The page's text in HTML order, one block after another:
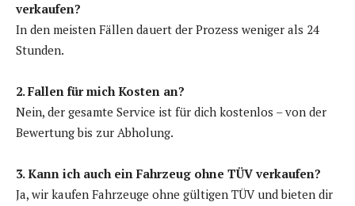
verkaufen?
In den meisten Fällen dauert der Prozess weniger als 24
Stunden.
2. Fallen für mich Kosten an?
Nein, der gesamte Service ist für dich kostenlos – von der
Bewertung bis zur Abholung.
3. Kann ich auch ein Fahrzeug ohne TÜV verkaufen?
Ja, wir kaufen Fahrzeuge ohne gültigen TÜV und bieten dir